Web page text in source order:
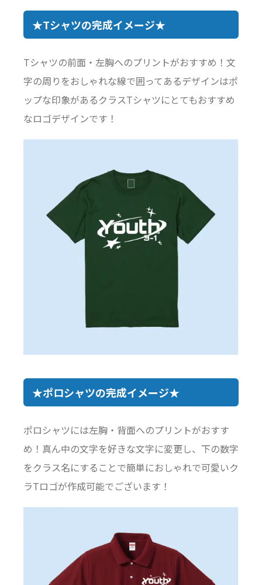
★Tシャツの完成イメージ★
Tシャツの前面・左胸へのプリントがおすすめ！文
字の周りをおしゃれな線で囲ってあるデザインはポ
ップな印象があるクラスTシャツにとてもおすすめ
なロゴデザインです！
★ポロシャツの完成イメージ★
ポロシャツには左胸・背面へのプリントがおすす
め！真ん中の文字を好きな文字に変更し、下の数字
をクラス名にすることで簡単におしゃれで可愛いク
ラTロゴが作成可能でございます！